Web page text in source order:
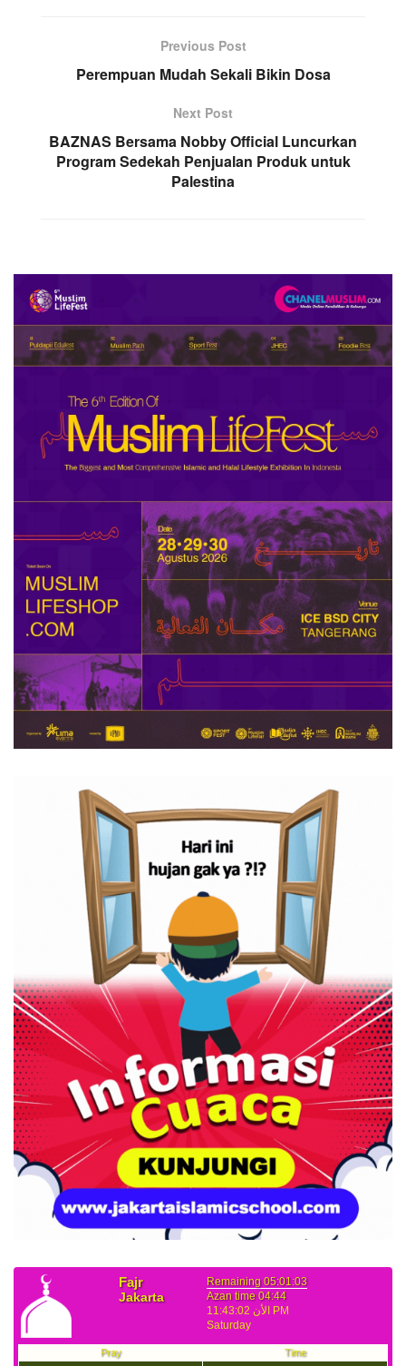
Previous Post
Perempuan Mudah Sekali Bikin Dosa
Next Post
BAZNAS Bersama Nobby Official Luncurkan
Program Sedekah Penjualan Produk untuk
Palestina